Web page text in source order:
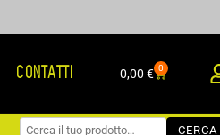
CONTATTI 0,00 € 0
Carrello
CERCA